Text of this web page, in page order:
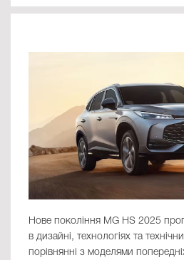
Нове покоління MG HS 2025
в дизайні, технологіях та
порівнянні з моделями